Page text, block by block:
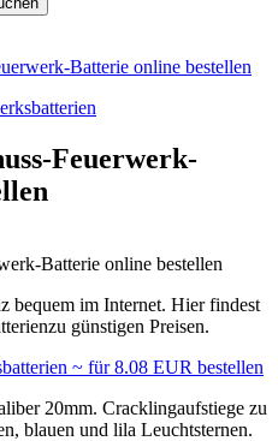
Batterie online bestellen
Feuerwerk-
bequem im Internet. Hier findest
günstigen Preisen.
20mm. Cracklingaufstiege zu
blauen und lila Leuchtsternen.